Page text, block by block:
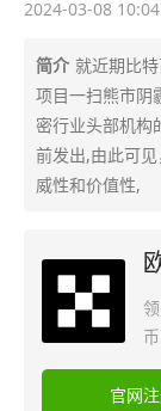
2024-03-08
简介 就近期比
项目一扫熊市阴
密行业头部机构
前发出,由此可
威性和价值性,
官网